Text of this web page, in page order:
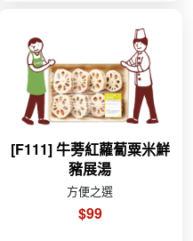
[F111] 牛蒡紅蘿蔔粟米鮮
豬展湯
方便之選
$99